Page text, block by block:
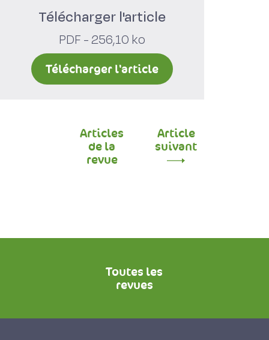
Télécharger l'article
PDF - 256,10 ko
Télécharger l'article
Articles
de la
revue
Article
suivant
Toutes les
revues